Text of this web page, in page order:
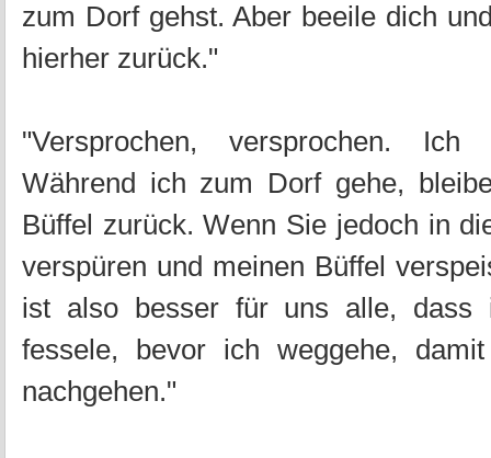
zum Dorf gehst. Aber beeile dich
hierher zurück."
"Versprochen, versprochen.
Während ich zum Dorf gehe,
Büffel zurück. Wenn Sie jedoch in
verspüren und meinen Büffel
ist also besser für uns alle, dass
fessele, bevor ich weggehe,
nachgehen."